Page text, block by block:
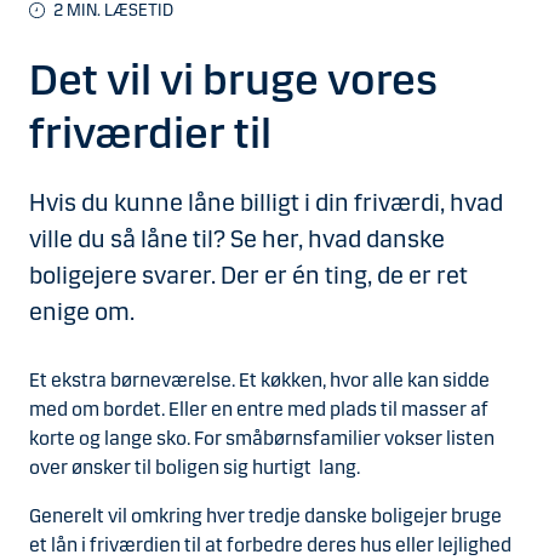
2 MIN. LÆSETID
Det vil vi bruge vores
friværdier til
Hvis du kunne låne billigt i din friværdi, hvad
ville du så låne til? Se her, hvad danske
boligejere svarer. Der er én ting, de er ret
enige om.
Et ekstra børneværelse. Et køkken, hvor alle kan sidde
med om bordet. Eller en entre med plads til masser af
korte og lange sko. For småbørnsfamilier vokser listen
over ønsker til boligen sig hurtigt lang.
Generelt vil omkring hver tredje danske boligejer bruge
et lån i friværdien til at forbedre deres hus eller lejlighed